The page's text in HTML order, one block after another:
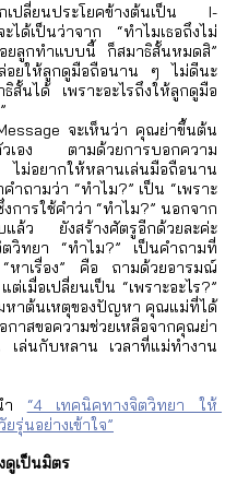
ลี่ยนประโยคข้างต้นเป็น I-
ได้เป็นว่าจาก “ทำไมเธอถึงไม่
ยลูกทำแบบนี้ ก็สมาธิสั้นหมดสิ”
อยให้ลูกดูมือถือนาน ๆ ไม่ดีนะ
ธิสั้นได้ เพราะอะไรถึงให้ลูกดูมือ
จะเห็นว่า คุณย่าขึ้นต้น
วเอง ตามด้วยการบอกความ
ม่อยากให้หลานเล่นมือถือนาน
ำถามว่า “ทำไม?” เป็น “เพราะ
การใช้คำว่า “ทำไม?” นอกจาก
แล้ว ยังสร้างศัตรูอีกด้วยละค่ะ
ตวิทยา “ทำไม?” เป็นคำถามที่
หาเรื่อง” คือ ถามด้วยอารมณ์
เมื่อเปลี่ยนเป็น “เพราะอะไร?”
หาต้นเหตุของปัญหา คุณแม่ที่ได้
าสขอความช่วยเหลือจากคุณย่า
เล่นกับหลาน เวลาที่แม่ทำงาน
ำ “4 เทคนิคทางจิตวิทยา ให้
รุ่นอย่างเข้าใจ”
ดูเป็นมิตร